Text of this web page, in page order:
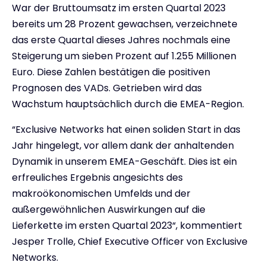
War der Bruttoumsatz im ersten Quartal 2023
bereits um 28 Prozent gewachsen, verzeichnete
das erste Quartal dieses Jahres nochmals eine
Steigerung um sieben Prozent auf 1.255 Millionen
Euro. Diese Zahlen bestätigen die positiven
Prognosen des VADs. Getrieben wird das
Wachstum hauptsächlich durch die EMEA-Region.
“Exclusive Networks hat einen soliden Start in das
Jahr hingelegt, vor allem dank der anhaltenden
Dynamik in unserem EMEA-Geschäft. Dies ist ein
erfreuliches Ergebnis angesichts des
makroökonomischen Umfelds und der
außergewöhnlichen Auswirkungen auf die
Lieferkette im ersten Quartal 2023“, kommentiert
Jesper Trolle, Chief Executive Officer von Exclusive
Networks.